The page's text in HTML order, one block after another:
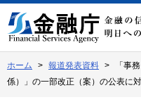
文
へ
動
ホーム 報道発表資料
「事
係）」の一部改正（案）の公表に